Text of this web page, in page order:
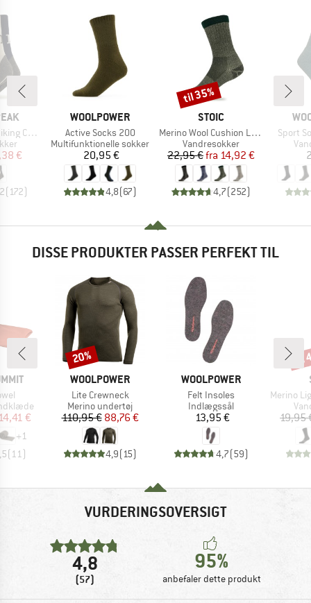
2-Pack
pris
€
( 172)
MÆRKE
WOOLPOWER
Artikel
Active Socks 200
Produktgruppe
Multifunktionelle sokker
Pris
20,95 €
4,8(67)
MÆRKE
STOIC
Artikel
Merino Wool Cushion Light Socks
Produktgruppe
Vandresokker
Pris
22,95 € Nedsat pris
fra 14,92 €
4,7(252)
Rabat
til 35%
Artikel
Sport
DISSE PRODUKTER PASSER PERFEKT TIL
pris
€
+1
(11 )
MÆRKE
WOOLPOWER
Artikel
Lite Crewneck
Produktgruppe
Merino undertøj
Pris
110,95 €Nedsat pris
88,76 €
4,9(15)
Rabat
20%
MÆRKE
WOOLPOWER
Artikel
Felt Insoles
Produktgruppe
Indlægssål
Pris
13,95 €
4,7(59)
Artikel
Merino Light
19,95
VURDERINGSOVERSIGT
4,8
(57)
95%
anbefaler dette produkt